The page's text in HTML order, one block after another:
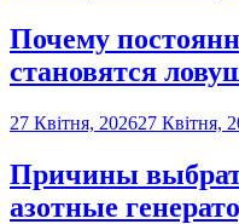
Почему
становятся
27 Квітня, 202627 Квітня,
Причины
азотные